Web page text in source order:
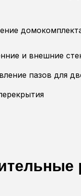
и внешние
пазов для